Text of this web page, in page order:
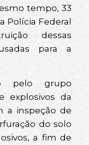
tempo, 33
Polícia Federal
dessas
para a
pelo grupo
explosivos da
a inspeção de
do solo
a fim de